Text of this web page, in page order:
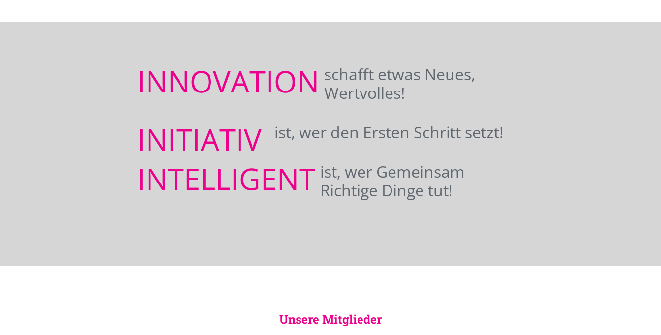
INNOVATION schafft etwas Neues,
Wertvolles!
INITIATIV ist, wer den Ersten Schritt setzt!
INTELLIGENT ist, wer Gemeinsam
Richtige Dinge tut!
Unsere Mitglieder